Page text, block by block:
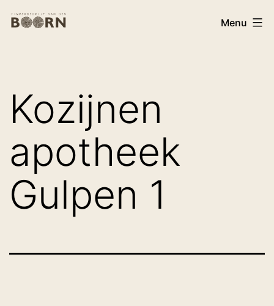
Ga
naarTimmerbedrijf
Menu
Kozijnen
apotheek
Gulpen 1